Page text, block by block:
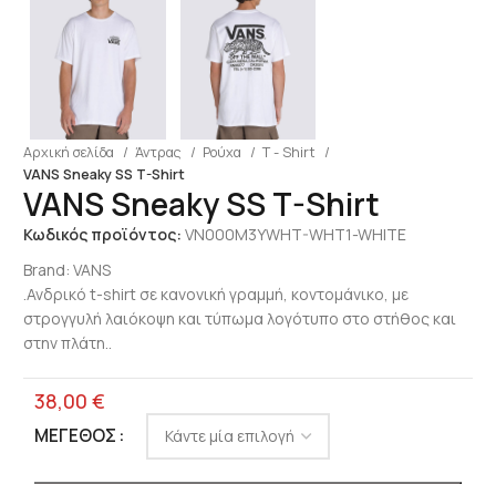
Αρχική σελίδα Άντρας Ρούχα
T - Shirt
VANS Sneaky SS T-Shirt
VANS Sneaky SS T-Shirt
Κωδικός προϊόντος: VN000M3YWHT-WHT1-WHITE
Brand: VANS
.Ανδρικό t-shirt σε κανονική γραμμή, κοντομάνικο, με
στρογγυλή λαιόκοψη και τύπωμα λογότυπο στο στήθος και
στην πλάτη..
38,00 €
ΜΈΓΕΘΟΣ